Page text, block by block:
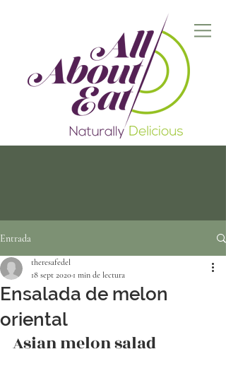
Entrada
Ensalada de melon
oriental
theresafedel
18 sept 2020 1 min de lectura
Asian melon salad